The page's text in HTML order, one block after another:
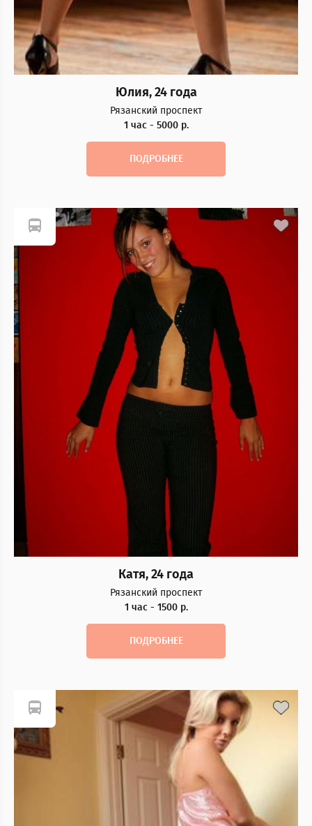
Юлия, 24 года
Рязанский проспект
1 час - 5000 р.
ПОДРОБНЕЕ
Катя, 24 года
Рязанский проспект
1 час - 1500 р.
ПОДРОБНЕЕ